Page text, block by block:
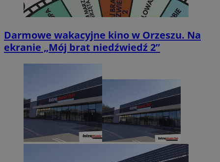
Darmowe wakacyjne kino w Orzeszu. Na
ekranie „Mój brat niedźwiedź 2”